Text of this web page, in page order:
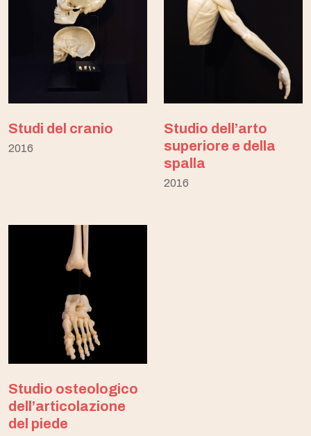
Studi del cranio
2016
Studio dell’arto
superiore e della
spalla
2016
Studio osteologico
dell’articolazione
del piede